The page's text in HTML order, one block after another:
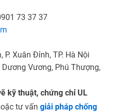
73 37 37
Xuân Đỉnh, TP. Hà Nội
Vương, Phú Thượng,
kỹ thuật, chứng chỉ UL
tư vấn giải pháp chống